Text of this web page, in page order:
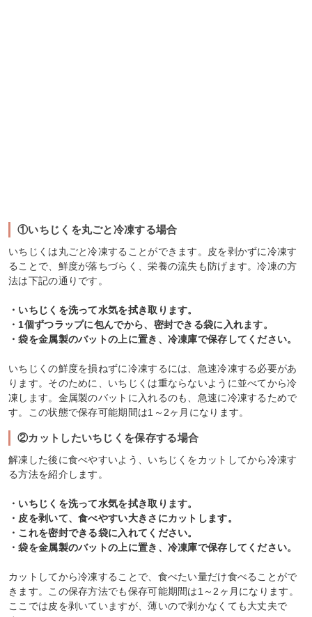
①いちじくを丸ごと冷凍する場合
いちじくは丸ごと冷凍することができます。皮を剥かずに冷凍す
ることで、鮮度が落ちづらく、栄養の流失も防げます。冷凍の方
法は下記の通りです。
・いちじくを洗って水気を拭き取ります。
・1個ずつラップに包んでから、密封できる袋に入れます。
・袋を金属製のバットの上に置き、冷凍庫で保存してください。
いちじくの鮮度を損ねずに冷凍するには、急速冷凍する必要があ
ります。そのために、いちじくは重ならないように並べてから冷
凍します。金属製のバットに入れるのも、急速に冷凍するためで
す。この状態で保存可能期間は1～2ヶ月になります。
②カットしたいちじくを保存する場合
解凍した後に食べやすいよう、いちじくをカットしてから冷凍す
る方法を紹介します。
・いちじくを洗って水気を拭き取ります。
・皮を剥いて、食べやすい大きさにカットします。
・これを密封できる袋に入れてください。
・袋を金属製のバットの上に置き、冷凍庫で保存してください。
カットしてから冷凍することで、食べたい量だけ食べることがで
きます。この保存方法でも保存可能期間は1～2ヶ月になります。
ここでは皮を剥いていますが、薄いので剥かなくても大丈夫で